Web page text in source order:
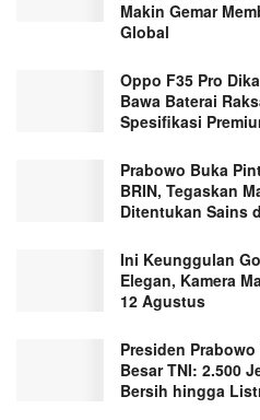
Makin Gemar
Global
Oppo F35 Pro
Bawa Baterai
Spesifikasi
Prabowo Buka
BRIN, Tegaskan
Ditentukan Sains
Ini Keunggulan
Elegan, Kamera
12 Agustus
Presiden
Besar TNI: 2.500
Bersih hingga